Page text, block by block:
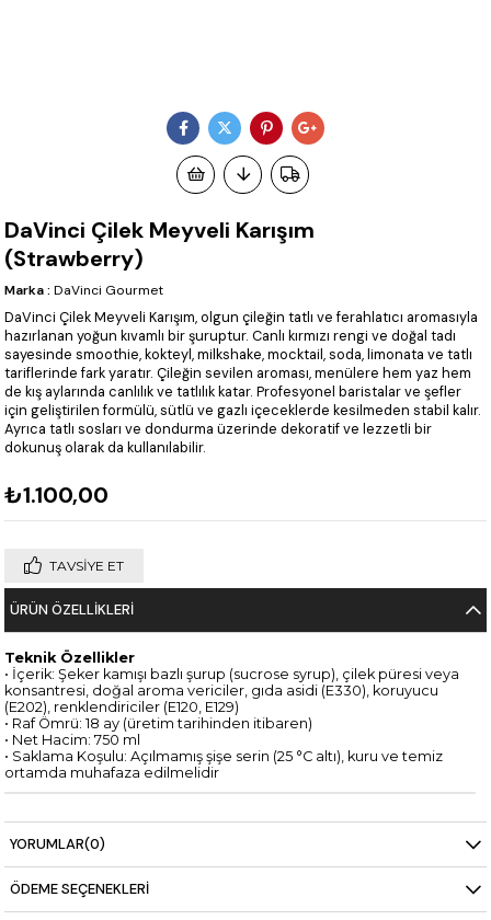
DaVinci Çilek Meyveli Karışım
(Strawberry)
Marka : DaVinci Gourmet
DaVinci Çilek Meyveli Karışım, olgun çileğin tatlı ve ferahlatıcı aromasıyla
hazırlanan yoğun kıvamlı bir şuruptur. Canlı kırmızı rengi ve doğal tadı
sayesinde smoothie, kokteyl, milkshake, mocktail, soda, limonata ve tatlı
tariflerinde fark yaratır. Çileğin sevilen aroması, menülere hem yaz hem
de kış aylarında canlılık ve tatlılık katar. Profesyonel baristalar ve şefler
için geliştirilen formülü, sütlü ve gazlı içeceklerde kesilmeden stabil kalır.
Ayrıca tatlı sosları ve dondurma üzerinde dekoratif ve lezzetli bir
dokunuş olarak da kullanılabilir.
₺1.100,00
TAVSIYE ET
ÜRÜN ÖZELLIKLERI
Teknik Özellikler
• İçerik: Şeker kamışı bazlı şurup (sucrose syrup), çilek püresi veya
konsantresi, doğal aroma vericiler, gıda asidi (E330), koruyucu
(E202), renklendiriciler (E120, E129)
• Raf Ömrü: 18 ay (üretim tarihinden itibaren)
• Net Hacim: 750 ml
• Saklama Koşulu: Açılmamış şişe serin (25 °C altı), kuru ve temiz
ortamda muhafaza edilmelidir
YORUMLAR(0)
ÖDEME SEÇENEKLERI